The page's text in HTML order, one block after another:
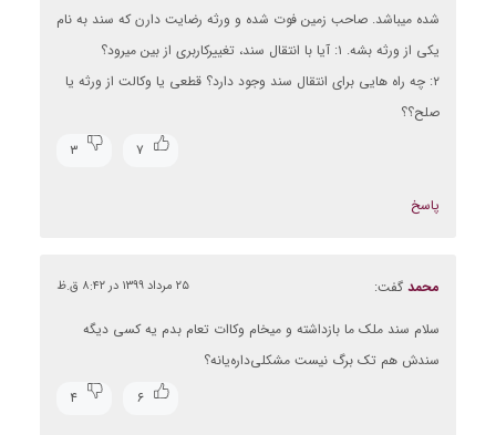
شده میباشد. صاحب زمین فوت شده و ورثه رضایت دارن که سند به نام
یکی از ورثه بشه. ۱: آیا با انتقال سند، تغییرکاربری از بین میرود؟
۲: چه راه هایی برای انتقال سند وجود دارد؟ قطعی یا وکالت از ورثه یا
صلح؟؟
۷
۳
پاسخ
محمد گفت: ۲۵ مرداد ۱۳۹۹ در ۸:۴۲ ق.ظ
سلام سند ملک ما بازداشته و میخام وکاات تعام بدم یه کسی دیگه
سندش هم تک برگ نیست مشکلی‌داره‌یانه؟
۶
۴